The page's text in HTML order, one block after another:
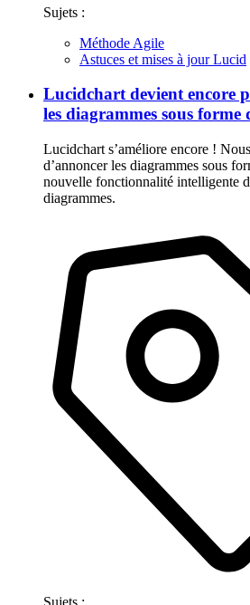
Sujets :
Méthode Agile
Astuces et mises à jour Lucid
Lucidchart devient encore
les diagrammes sous forme
Lucidchart s’améliore encore !
d’annoncer les diagrammes sous
nouvelle fonctionnalité intelligente
diagrammes.
Sujets :